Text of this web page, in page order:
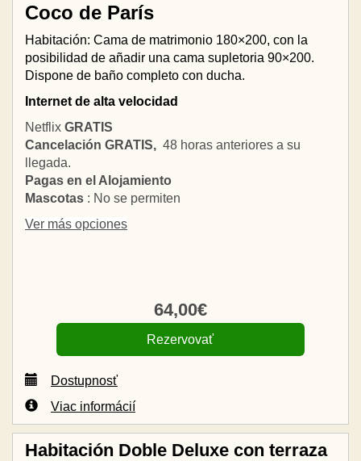
Coco de París
Habitación: Cama de matrimonio 180×200, con la
posibilidad de añadir una cama supletoria 90×200.
Dispone de baño completo con ducha.
Internet de alta velocidad
Netflix GRATIS
Cancelación GRATIS, 48 horas anteriores a su
llegada.
Pagas en el Alojamiento
Mascotas : No se permiten
Ver más opciones
64,00€
Dostupnosť
Viac informácií
Habitación Doble Deluxe con terraza